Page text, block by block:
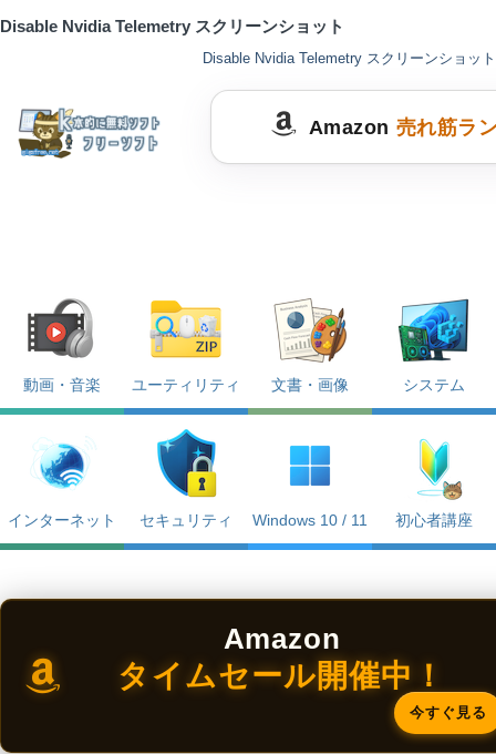
Disable Nvidia Telemetry スクリーンショット
Disable Nvidia Telemetry スクリーンショット
Amazon 売れ筋ラ
動画・音楽 ユーティリティ 文書・画像 システム
インターネット セキュリティ Windows 10 / 11 初心者講座
Amazon
タイムセール開催中！
今すぐ見る